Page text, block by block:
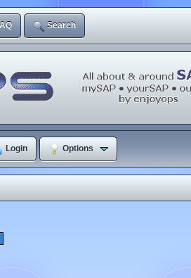
Search
Login Options